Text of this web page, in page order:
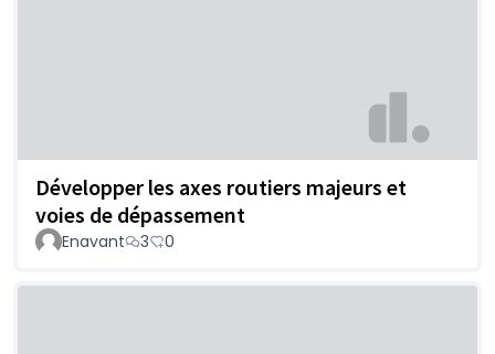
Développer les axes routiers majeurs et
voies de dépassement
Enavant 3 0